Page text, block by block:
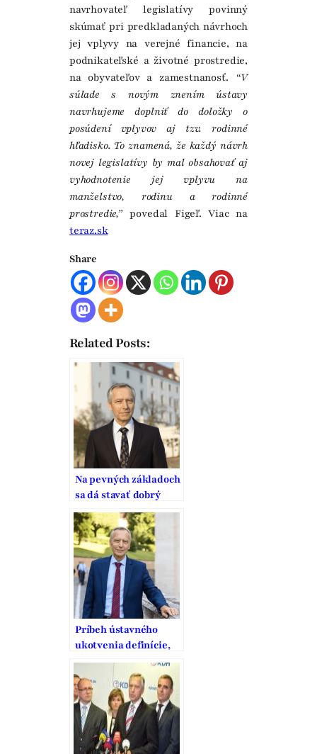
navrhovateľ legislatívy povinný
skúmať pri predkladaných návrhoch
jej vplyvy na verejné financie, na
podnikateľské a životné prostredie,
na obyvateľov a zamestnanosť. “V
súlade s novým znením ústavy
navrhujeme doplniť do doložky o
posúdení vplyvov aj tzv. rodinné
hľadisko. To znamená, že každý návrh
novej legislatívy by mal obsahovať aj
vyhodnotenie jej vplyvu na
manželstvo, rodinu a rodinné
prostredie,”povedal Figeľ. Viac na
teraz.sk
Share
Related Posts:
Na pevných základoch
sa dá stavať dobrý
domov
Príbeh ústavného
ukotvenia definície,
ochrany a podpory
manželstva na
Slovensku